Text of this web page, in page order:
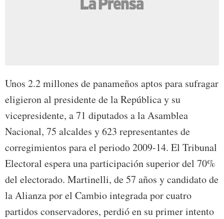
Unos 2.2 millones de panameños aptos para sufragar
eligieron al presidente de la República y su
vicepresidente, a 71 diputados a la Asamblea
Nacional, 75 alcaldes y 623 representantes de
corregimientos para el periodo 2009-14. El Tribunal
Electoral espera una participación superior del 70%
del electorado. Martinelli, de 57 años y candidato de
la Alianza por el Cambio integrada por cuatro
partidos conservadores, perdió en su primer intento